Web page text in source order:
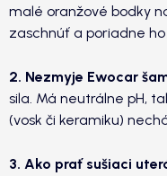
malé oranžové bodky
zaschnúť a poriadne
2. Nezmyje Ewocar
sila. Má neutrálne pH,
(vosk či keramiku)
3. Ako prať sušiaci